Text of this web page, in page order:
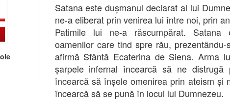
Satana este dușmanul declarat al lui
ne-a eliberat prin venirea lui între noi, prin
Patimile lui ne-a răscumpărat.
oamenilor care tind spre rău,
afirmă Sfântă Ecaterina de Siena. Arma
șarpele infernal încearcă să ne distrugă
încearcă să înșele omenirea prin ateism și
încearcă să se pună în locul lui Dumnezeu.